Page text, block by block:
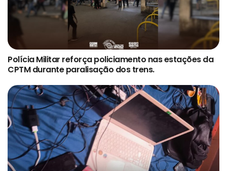
Polícia Militar reforça policiamento nas estações da
CPTM durante paralisação dos trens.